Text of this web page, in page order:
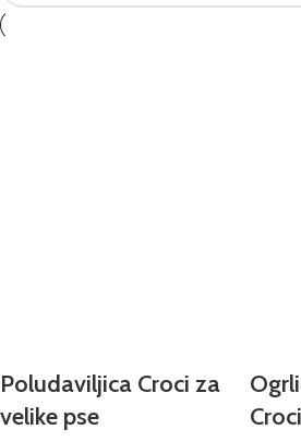
Poludaviljica Croci za
velike pse